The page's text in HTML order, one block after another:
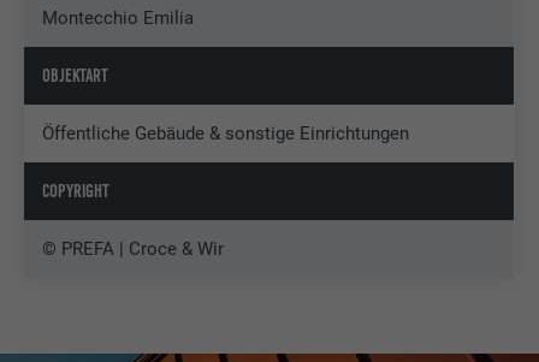
Montecchio Emilia
OBJEKTART
Öffentliche Gebäude & sonstige Einrichtungen
COPYRIGHT
© PREFA | Croce & Wir